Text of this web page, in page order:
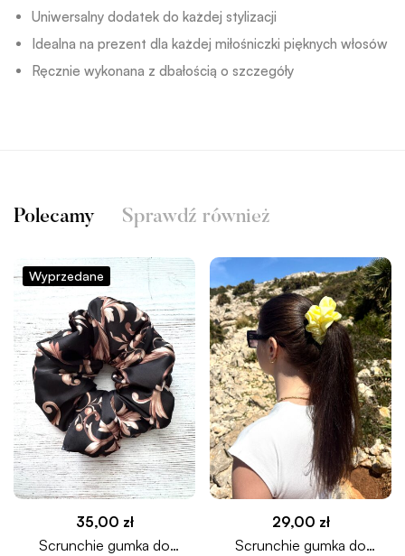
Uniwersalny dodatek do każdej stylizacji
Idealna na prezent dla każdej miłośniczki pięknych włosów
Ręcznie wykonana z dbałością o szczegóły
Polecamy Sprawdź również
Wyprzedane
35,00 zł
Scrunchie gumka do
29,00 zł
Scrunchie gumka do